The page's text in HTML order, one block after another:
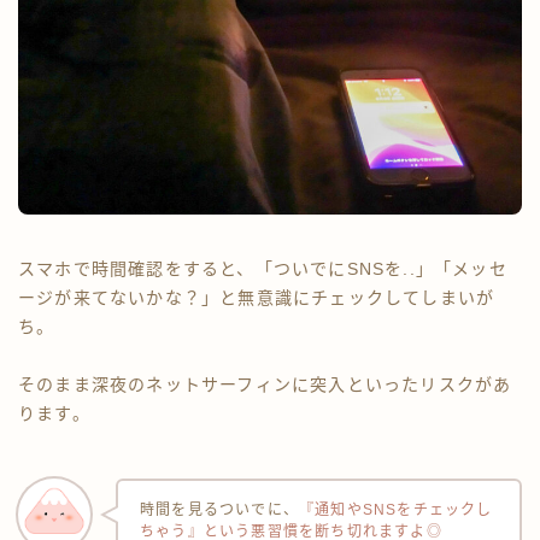
スマホで時間確認をすると、「ついでにSNSを..」「メッセ
ージが来てないかな？」と無意識にチェックしてしまいが
ち。
そのまま深夜のネットサーフィンに突入といったリスクがあ
ります。
時間を見るついでに、
『通知やSNSをチェックし
ちゃう』という悪習慣を断ち切れますよ◎